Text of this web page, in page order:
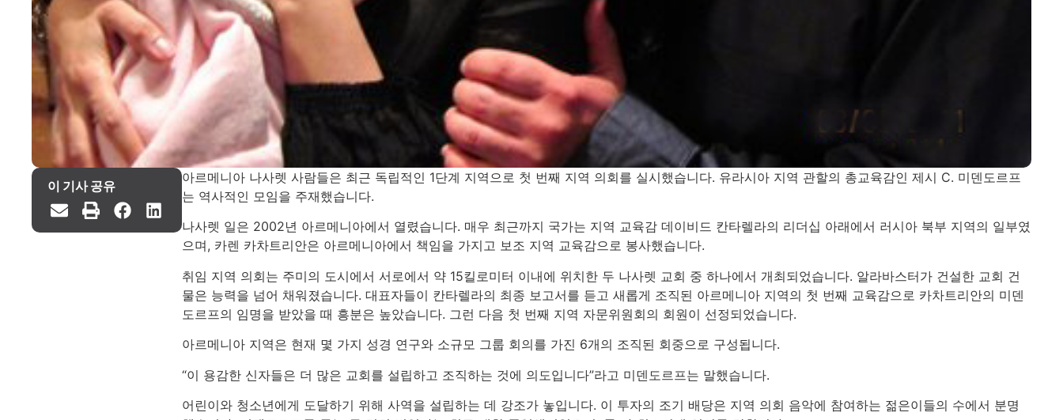
이 기사 공유
아르메니아 나사렛 사람들은 최근 독립적인 1단계 지역으로 첫 번째 지역 의회를 실시했습니다. 유라시아 지역 관할의 총교육감인 제시 C. 미덴도르프
는 역사적인 모임을 주재했습니다.
나사렛 일은 2002년 아르메니아에서 열렸습니다. 매우 최근까지 국가는 지역 교육감 데이비드 칸타렐라의 리더십 아래에서 러시아 북부 지역의 일부였
으며, 카렌 카차트리안은 아르메니아에서 책임을 가지고 보조 지역 교육감으로 봉사했습니다.
취임 지역 의회는 주미의 도시에서 서로에서 약 15킬로미터 이내에 위치한 두 나사렛 교회 중 하나에서 개최되었습니다. 알라바스터가 건설한 교회 건
물은 능력을 넘어 채워졌습니다. 대표자들이 칸타렐라의 최종 보고서를 듣고 새롭게 조직된 아르메니아 지역의 첫 번째 교육감으로 카차트리안의 미덴
도르프의 임명을 받았을 때 흥분은 높았습니다. 그런 다음 첫 번째 지역 자문위원회의 회원이 선정되었습니다.
아르메니아 지역은 현재 몇 가지 성경 연구와 소규모 그룹 회의를 가진 6개의 조직된 회중으로 구성됩니다.
“이 용감한 신자들은 더 많은 교회를 설립하고 조직하는 것에 의도입니다”라고 미덴도르프는 말했습니다.
어린이와 청소년에게 도달하기 위해 사역을 설립하는 데 강조가 놓입니다. 이 투자의 조기 배당은 지역 의회 음악에 참여하는 젊은이들의 수에서 분명